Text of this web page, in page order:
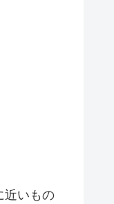
近いもの